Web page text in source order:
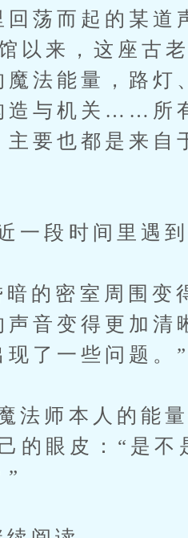
荡而起的某道
以来，这座古
法能量，路灯
造与机关……所
要也都是来自
段时间里遇到
密室周围变得
音变得更加清
了一些问题。”
本人的能量
的眼皮：“是不